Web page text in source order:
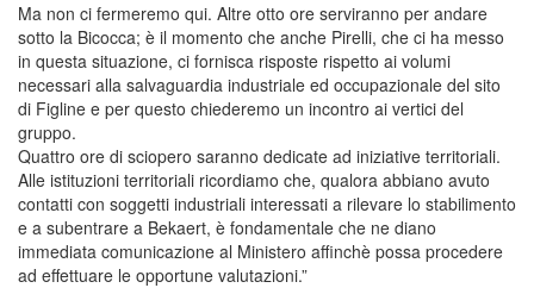
Ma non ci fermeremo qui. Altre otto ore serviranno per andare
sotto la Bicocca; è il momento che anche Pirelli, che ci ha messo
in questa situazione, ci fornisca risposte rispetto ai volumi
necessari alla salvaguardia industriale ed occupazionale del sito
di Figline e per questo chiederemo un incontro ai vertici del
gruppo.
Quattro ore di sciopero saranno dedicate ad iniziative territoriali.
Alle istituzioni territoriali ricordiamo che, qualora abbiano avuto
contatti con soggetti industriali interessati a rilevare lo stabilimento
e a subentrare a Bekaert, è fondamentale che ne diano
immediata comunicazione al Ministero affinchè possa procedere
ad effettuare le opportune valutazioni.”